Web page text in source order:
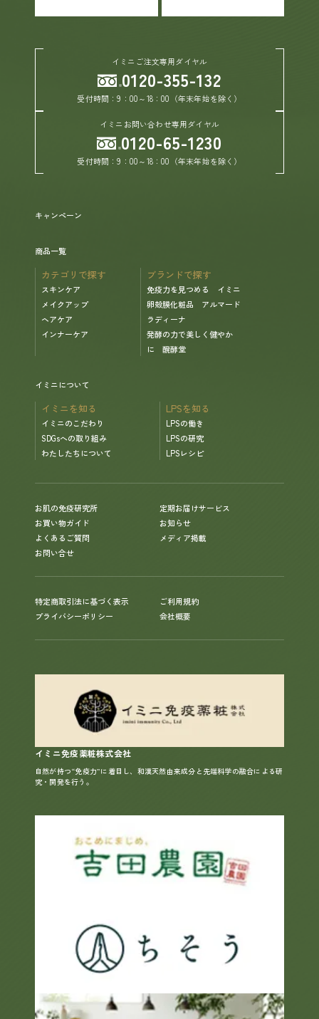
お買い物ガイド
定期お届けサービス
お知らせ
お問い合せ
キャンペーン
商品一覧
カテゴリで探す
スキンケア
メイクアップ
ヘアケア
インナーケア
ブランドで探す
免疫力を見つめる イミニ
卵殻膜化粧品 アルマード
ラディーナ
発酵の力で美しく健やか
に 醗酵堂
イミニについて
イミニを知る
イミニのこだわり
SDGsへの取り組み
わたしたちについて
LPSを知る
LPSの働き
LPSの研究
LPSレシピ
お肌の免疫研究所
定期お届けサービス
お買い物ガイド
お知らせ
よくあるご質問
メディア掲載
お問い合せ
イミニご注文専用ダイヤル
0120-355-132
受付時間：9：00～18：00（年末年始を除く）
イミニお問い合わせ専用ダイヤル
0120-65-1230
受付時間：9：00～18：00（年末年始を除く）
特定商取引法に基づく表示
プライバシーポリシー
ご利用規約
会社概要
イミニ免疫薬粧株式会社
自然が持つ“免疫力”に着目し、和漢天然由来成分と先端科学の融合による研
究・開発を行う。